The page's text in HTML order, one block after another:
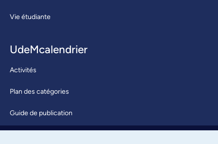
Vie étudiante
UdeMcalendrier
Activités
Plan des catégories
Guide de publication